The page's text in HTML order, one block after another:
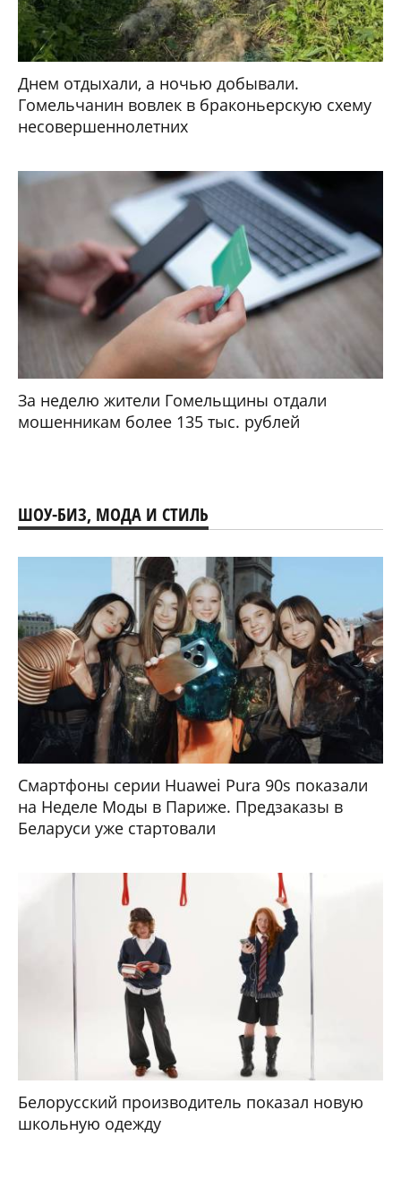
Днем отдыхали, а ночью добывали.
Гомельчанин вовлек в браконьерскую схему
несовершеннолетних
За неделю жители Гомельщины отдали
мошенникам более 135 тыс. рублей
ШОУ-БИЗ, МОДА И СТИЛЬ
Смартфоны серии Huawei Pura 90s показали
на Неделе Моды в Париже. Предзаказы в
Беларуси уже стартовали
Белорусский производитель показал новую
школьную одежду